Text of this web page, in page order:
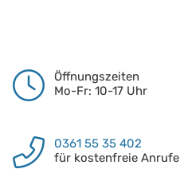
Öffnungszeiten
Mo-Fr: 10-17 Uhr
0361 55 35 402
für kostenfreie Anrufe